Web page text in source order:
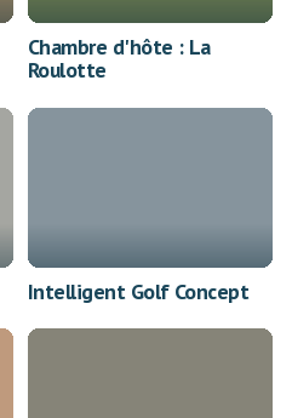
Chambre d'hôte : La
Roulotte
Intelligent Golf Concept